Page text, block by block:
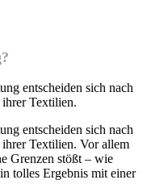
entscheiden sich nach
Textilien.
entscheiden sich nach
Textilien. Vor allem
Grenzen stößt – wie
tolles Ergebnis mit einer